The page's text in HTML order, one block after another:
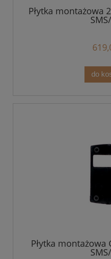
Płytka montażowa
do
Płytka montażowa